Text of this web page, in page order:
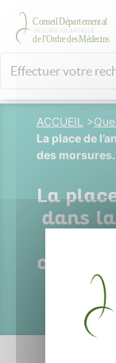
ACCUEIL >
La place de
des
La
dans